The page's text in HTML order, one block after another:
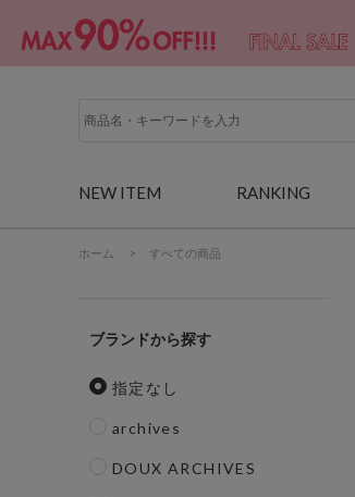
NEW ITEM RANKING
ホーム > すべての商品
ブランド
指定なし
archives
DOUX ARCHIVES